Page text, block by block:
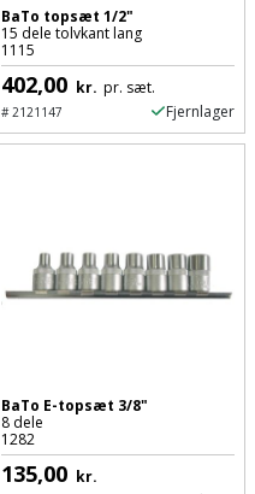
BaTo topsæt 1/2"
15 dele tolvkant lang
1115
402,00 kr. pr. sæt.
#2121147 Fjernlager
BaTo E-topsæt 3/8"
8 dele
1282
135,00 kr.